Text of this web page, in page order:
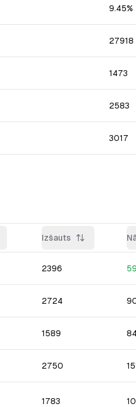
9.45%
27918
1473
2583
3017
Izšauts
2396 59
2724
1589 84
2750
1783